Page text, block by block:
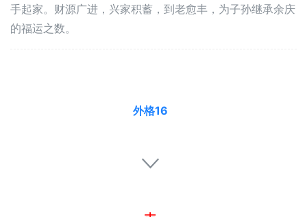
手起家。财源广进，兴家积蓄，到老愈丰，为子孙继承余庆
的福运之数。
外格16